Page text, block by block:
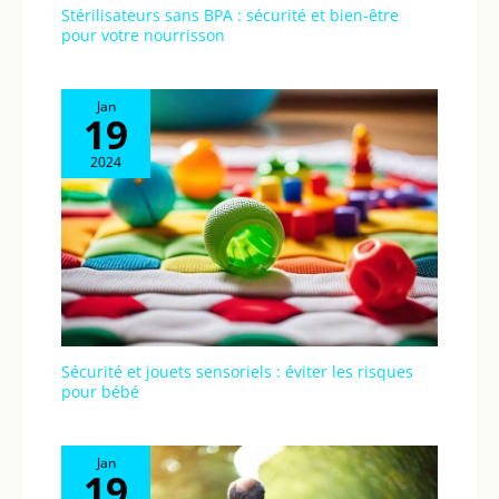
avec un cadre
dangers. La poussette
canne peut être utilisée
dans toutes les situations
routières grâce à sa
conception antichoc SUV :
deux amortisseurs à
ressort de roue avant et
deux amortisseurs à
ressort de roue arrière.
Stérilisateurs sans BPA : sécurité et bien-être
pour votre nourrisson
Jan
19
2024
Sécurité et jouets sensoriels : éviter les risques
pour bébé
Jan